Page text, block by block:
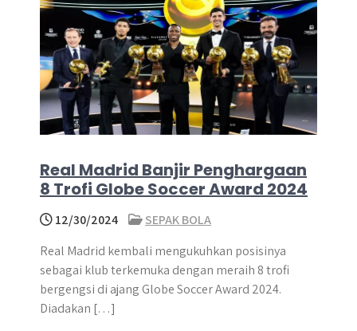
Real Madrid Banjir Penghargaan
8 Trofi Globe Soccer Award 2024
12/30/2024
SEPAK BOLA
Real Madrid kembali mengukuhkan posisinya
sebagai klub terkemuka dengan meraih 8 trofi
bergengsi di ajang Globe Soccer Award 2024.
Diadakan […]